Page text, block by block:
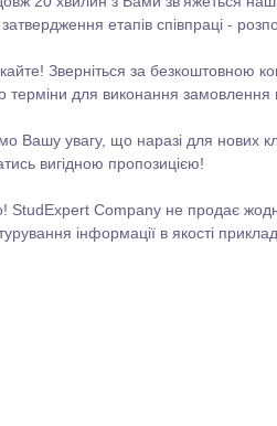
етапів співпраці -
Зверніться за безкоштовною
терміни для виконання замовлення
Вашу увагу, що наразі для нових
вигідною пропозицією!
StudExpert Company не продає
інформації в якості